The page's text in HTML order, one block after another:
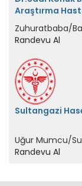
Sultangazi
Uğur Mumcu/
Randevu Al